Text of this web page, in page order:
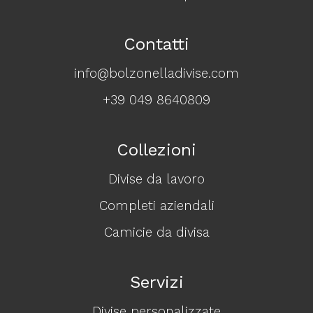
Contatti
info@bolzonelladivise.com
+39 049 8640809
Collezioni
Divise da lavoro
Completi aziendali
Camicie da divisa
Servizi